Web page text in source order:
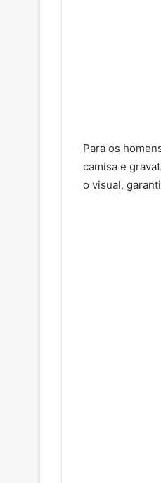
Para os
camisa e
o visual,